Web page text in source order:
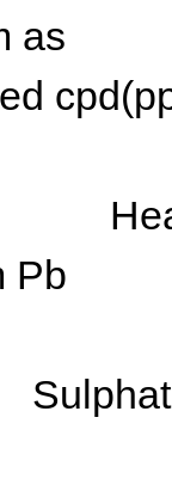
as
Pb